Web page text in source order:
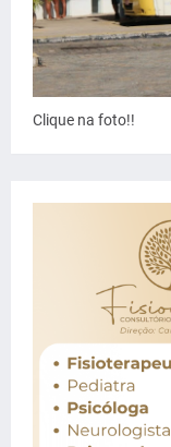
Clique na foto!!